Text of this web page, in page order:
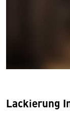
Lackierung